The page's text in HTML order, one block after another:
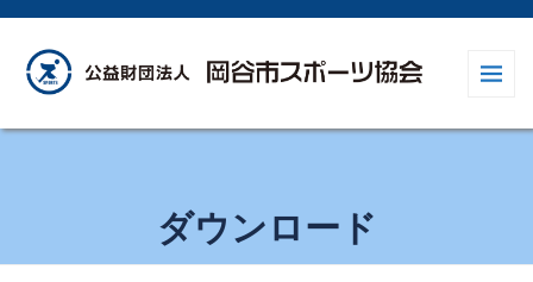
ダウンロード